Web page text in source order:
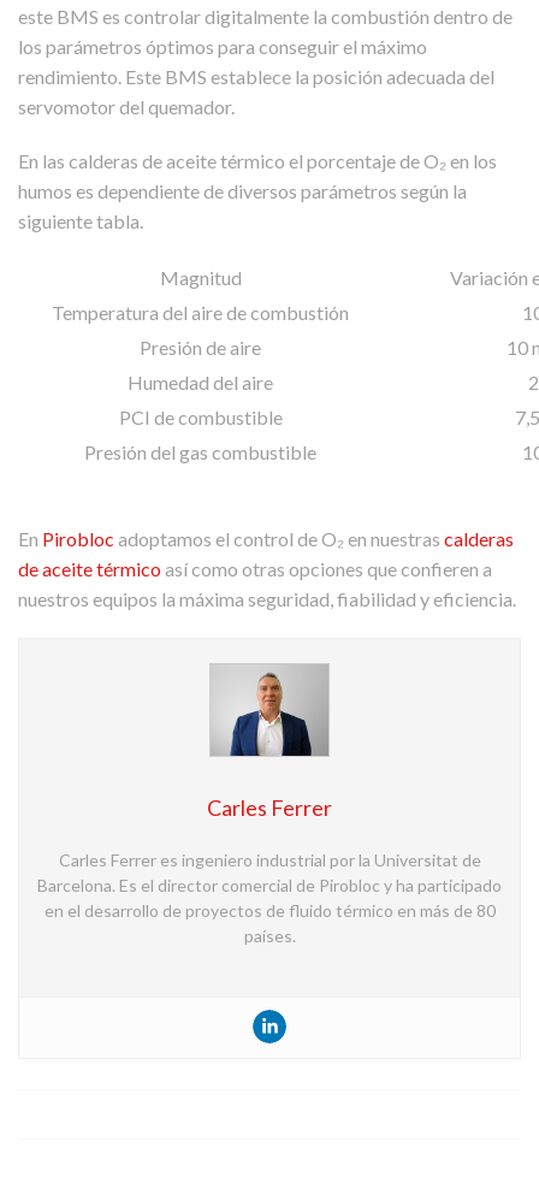
este BMS es controlar digitalmente la combustión dentro de
los parámetros óptimos para conseguir el máximo
rendimiento. Este BMS establece la posición adecuada del
servomotor del quemador.
En las calderas de aceite térmico el porcentaje de O₂ en los
humos es dependiente de diversos parámetros según la
siguiente tabla.
Magnitud
Variación
Temperatura del aire de combustión
Presión de aire
10
Humedad del aire
PCI de combustible
Presión del gas combustible
En Pirobloc adoptamos el control de O₂ en nuestras calderas
de aceite térmico así como otras opciones que confieren a
nuestros equipos la máxima seguridad, fiabilidad y eficiencia.
Carles Ferrer
Carles Ferrer es ingeniero industrial por la Universitat de
Barcelona. Es el director comercial de Pirobloc y ha participado
en el desarrollo de proyectos de fluido térmico en más de 80
países.